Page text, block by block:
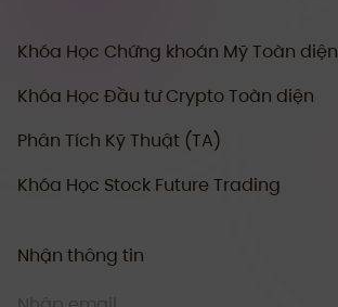
Khóa Học Chứng khoán Mỹ Toàn diện
Khóa Học Đầu tư Crypto Toàn diện
Phân Tích Kỹ Thuật (TA)
Khóa Học Stock Future Trading
Nhận thông tin